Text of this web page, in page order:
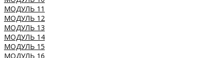
МОДУЛЬ 11
МОДУЛЬ 12
МОДУЛЬ 13
МОДУЛЬ 14
МОДУЛЬ 15
МОДУЛЬ 16